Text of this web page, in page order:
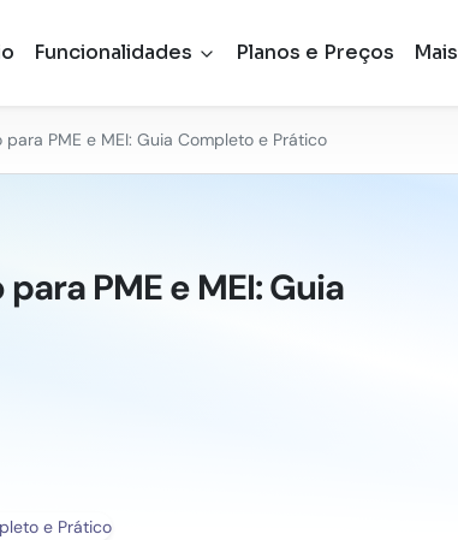
Funcionalidades Planos e Preços Mais
PME e MEI: Guia Completo e Prático
PME e MEI: Guia